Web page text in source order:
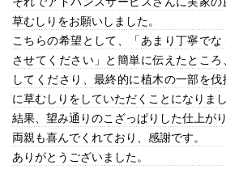
草むしりをお願いしました。
こちらの希望として、「あまり丁寧で
させてください」と簡単に伝えたとこ
してくださり、最終的に植木の一部を
に草むしりをしていただくことになりまし
結果、望み通りのこざっぱりした仕上が
両親も喜んでくれており、感謝です。
ありがとうございました。